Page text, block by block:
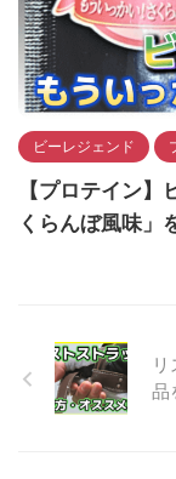
ビーレジェンド
【プロテイン
くらんぼ風味」
品